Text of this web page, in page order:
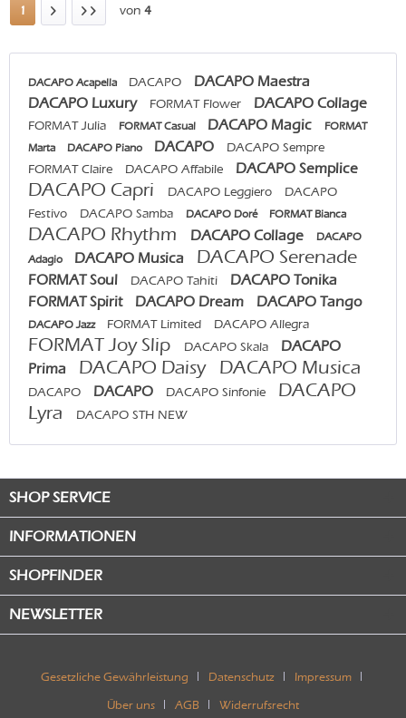
1 von 4
DACAPO Acapella DACAPO
DACAPO Maestra
DACAPO Luxury
FORMAT Flower DACAPO Collage
FORMAT Julia FORMAT Casual DACAPO Magic
FORMAT
Marta
DACAPO Piano DACAPO
DACAPO Sempre
FORMAT Claire
DACAPO Affabile DACAPO Semplice
DACAPO Capri DACAPO Leggiero
DACAPO
Festivo
DACAPO Samba DACAPO Doré FORMAT Bianca
DACAPO Rhythm DACAPO Collage
DACAPO
Adagio
DACAPO Musica DACAPO Serenade
FORMAT Soul DACAPO Tahiti
DACAPO Tonika
FORMAT Spirit
DACAPO Dream DACAPO Tango
DACAPO Jazz FORMAT Limited DACAPO Allegra
FORMAT Joy Slip DACAPO Skala
DACAPO
Prima
DACAPO Daisy DACAPO Musica
DACAPO DACAPO DACAPO Sinfonie
DACAPO
Lyra
DACAPO STH NEW
SHOP SERVICE
INFORMATIONEN
SHOPFINDER
NEWSLETTER
Gesetzliche Gewährleistung Datenschutz Impressum
Über uns AGB Widerrufsrecht